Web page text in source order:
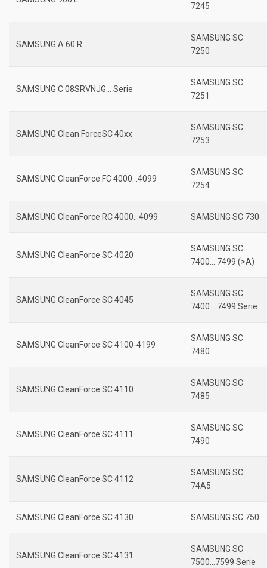
7245
SAMSUNG A 60 R
SAMSUNG SC
7250
SAMSUNG C 08SRVNJG… Serie
SAMSUNG SC
7251
SAMSUNG Clean ForceSC 40xx
SAMSUNG SC
7253
SAMSUNG CleanForce FC 4000…4099
SAMSUNG SC
7254
SAMSUNG CleanForce RC 4000…4099 SAMSUNG SC 730
SAMSUNG CleanForce SC 4020
SAMSUNG SC
7400… 7499 (>A)
SAMSUNG CleanForce SC 4045
SAMSUNG SC
7400… 7499 Serie
SAMSUNG CleanForce SC 4100-4199
SAMSUNG SC
7480
SAMSUNG CleanForce SC 4110
SAMSUNG SC
7485
SAMSUNG CleanForce SC 4111
SAMSUNG SC
7490
SAMSUNG CleanForce SC 4112
SAMSUNG SC
74A5
SAMSUNG CleanForce SC 4130 SAMSUNG SC 750
SAMSUNG CleanForce SC 4131
SAMSUNG SC
7500…7599 Serie